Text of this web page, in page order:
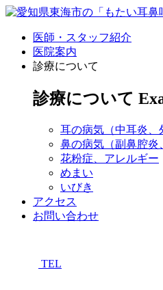
医師・スタッフ紹介
医院案内
診療について
診療について
耳の病気 （中耳炎
鼻の病気 （副鼻腔炎
花粉症、アレルギー
めまい
いびき
アクセス
お問い合わせ
TEL